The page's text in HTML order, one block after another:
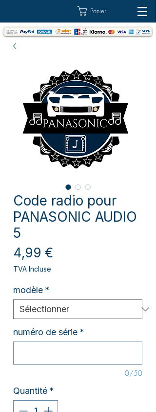
Panier
Code radio pour
PANASONIC AUDIO
5
4,99 €
TVA Incluse
modèle *
numéro de série *
0/50
Quantité *